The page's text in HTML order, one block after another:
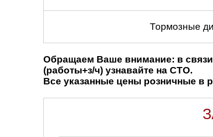
Тормозные
Обращаем Ваше внимание: в связи
(работы+з/ч) узнавайте на СТО.
Все указанные цены розничные в